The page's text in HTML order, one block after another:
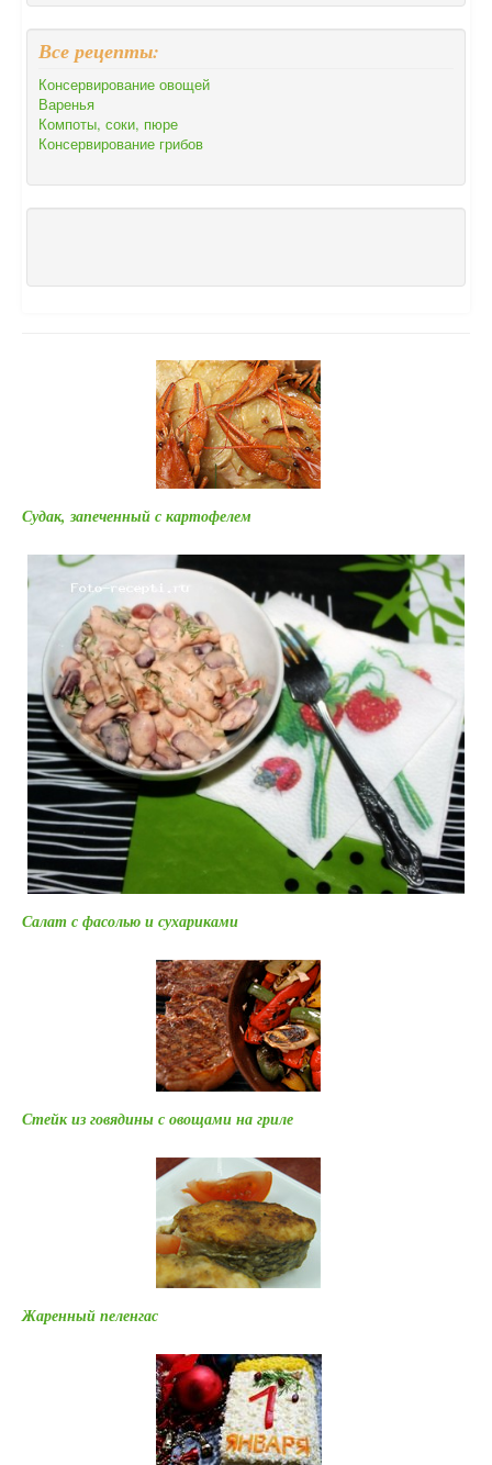
Все рецепты:
Консервирование овощей
Варенья
Компоты, соки, пюре
Консервирование грибов
Судак, запеченный с картофелем
Салат с фасолью и сухариками
Стейк из говядины с овощами на гриле
Жаренный пеленгас